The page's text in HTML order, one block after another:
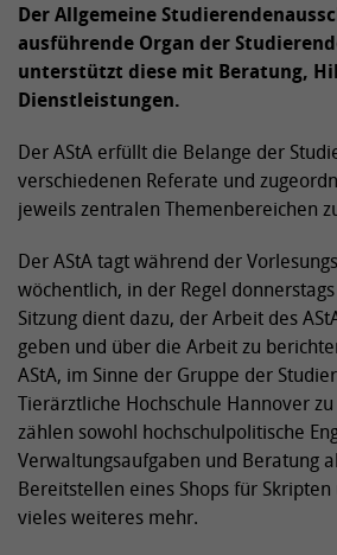
Der Allgemeine
ausführende Organ der
unterstützt diese mit Beratung,
Dienstleistungen.
Der AStA erfüllt die Belange der
verschiedenen Referate und
jeweils zentralen Themenbereichen
Der AStA tagt während der
wöchentlich, in der Regel
Sitzung dient dazu, der Arbeit des
geben und über die Arbeit zu
AStA, im Sinne der Gruppe der
Tierärztliche Hochschule Hannover
zählen sowohl hochschulpolitische
Verwaltungsaufgaben und Beratung
Bereitstellen eines Shops für
vieles weiteres mehr.